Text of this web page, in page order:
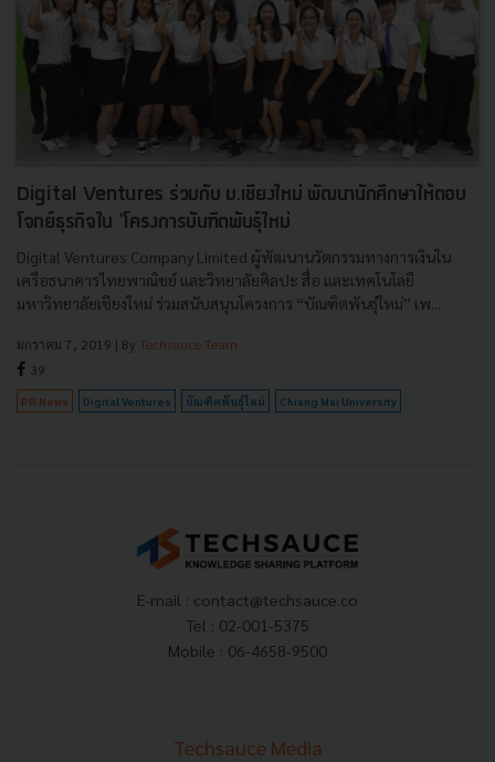
Digital Ventures ร่วมกับ ม.เชียงใหม่ พัฒนานักศึกษาให้ตอบ
โจทย์ธุรกิจใน 'โครงการบันฑิตพันธุ์ใหม่
Digital Ventures Company Limited ผู้พัฒนานวัตกรรมทางการเงินใน
เครือธนาคารไทยพาณิชย์ และวิทยาลัยศิลปะ สื่อ และเทคโนโลยี
มหาวิทยาลัยเชียงใหม่ ร่วมสนับสนุนโครงการ “บัณฑิตพันธุ์ใหม่” เพ...
มกราคม 7, 2019 | By Techsauce Team
39
PR News Digital Ventures บัณฑิตพันธุ์ใหม่ Chiang Mai University
E-mail : contact@techsauce.co
Tel : 02-001-5375
Mobile : 06-4658-9500
Techsauce Media